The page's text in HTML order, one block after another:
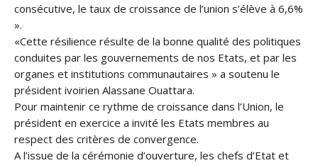
consécutive, le taux de croissance de l’union s’élève à 6,6%
».
«Cette résilience résulte de la bonne qualité des politiques
conduites par les gouvernements de nos Etats, et par les
organes et institutions communautaires » a soutenu le
président ivoirien Alassane Ouattara.
Pour maintenir ce rythme de croissance dans l’Union, le
président en exercice a invité les Etats membres au
respect des critères de convergence.
A l’issue de la cérémonie d’ouverture, les chefs d’Etat et